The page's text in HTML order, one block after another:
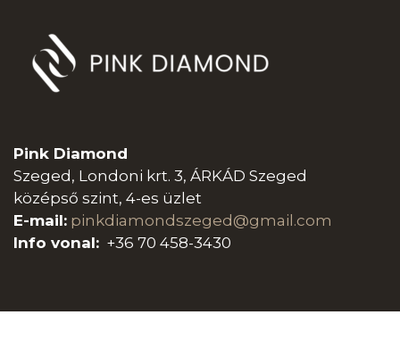
Pink Diamond
Szeged, Londoni krt. 3, ÁRKÁD Szeged
középső szint, 4-es üzlet
E-mail: pinkdiamondszeged@gmail.com
Info vonal: +36 70 458-3430